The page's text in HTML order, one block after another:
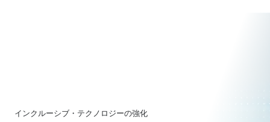
インクルーシブ・テクノロジーの強化